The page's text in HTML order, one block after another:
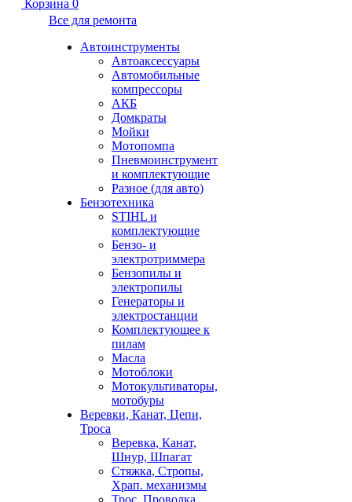
Корзина 0
Все для ремонта
Автоинструменты
Автоаксессуары
Автомобильные
компрессоры
АКБ
Домкраты
Мойки
Мотопомпа
Пневмоинструмент
и комплектующие
Разное (для авто)
Бензотехника
STIHL и
комплектующие
Бензо- и
электротриммера
Бензопилы и
электропилы
Генераторы и
электростанции
Комплектующее к
пилам
Масла
Мотоблоки
Мотокультиваторы,
мотобуры
Веревки, Канат, Цепи,
Троса
Веревка, Канат,
Шнур, Шпагат
Стяжка, Стропы,
Храп. механизмы
Трос, Проволка